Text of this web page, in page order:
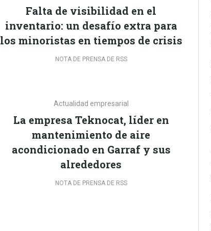
Falta de visibilidad en el
inventario: un desafío extra para
los minoristas en tiempos de crisis
NOTA DE PRENSA DE RSS
Actualidad empresarial
La empresa Teknocat, líder en
mantenimiento de aire
acondicionado en Garraf y sus
alrededores
NOTA DE PRENSA DE RSS